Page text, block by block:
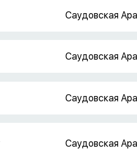
Саудовская
Саудовская
Саудовская
Саудовская